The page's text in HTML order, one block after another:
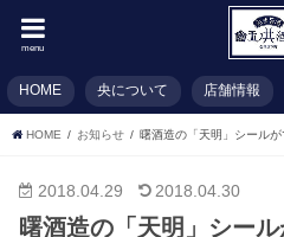
menu
HOME 央について 店舗情報
HOME お知らせ 曙酒造の「天明」シールが
2018.04.29 2018.04.30
曙酒造の「天明」シー